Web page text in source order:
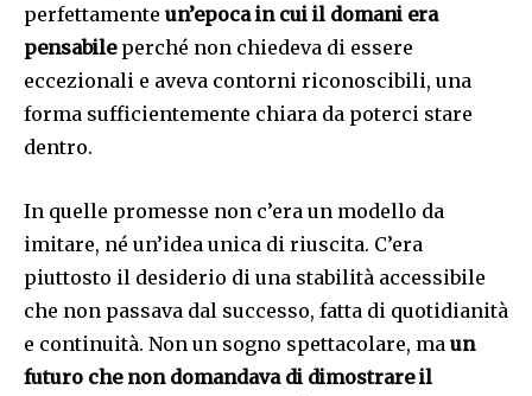
perfettamente un’epoca in cui il domani era
pensabileperché non chiedeva di essere
eccezionali e aveva contorni riconoscibili, una
forma sufficientemente chiara da poterci stare
dentro.
In quelle promesse non c’era un modello da
imitare, né un’idea unica di riuscita. C’era
piuttosto il desiderio di una stabilità accessibile
che non passava dal successo, fatta di quotidianità
e continuità. Non un sogno spettacolare, ma un
futuro che non domandava di dimostrare il